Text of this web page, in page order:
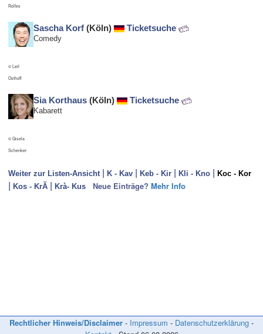
Rolfes
© Leif
Osthoff
Sascha Korf (Köln) Ticketsuche
Comedy
© Gisela
Schenker
Sia Korthaus (Köln) Ticketsuche
Kabarett
Weiter zur Listen-Ansicht| K - Kav | Keb - Kir | Kli - Kno | Koc - Kor
| Kos - KrÃ | Krà- Kus Neue Einträge? Mehr Info
Rechtlicher Hinweis/Disclaimer - Impressum - Datenschutzerklärung -